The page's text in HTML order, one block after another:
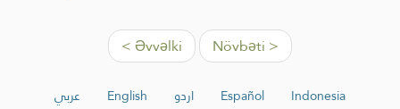
< Əvvəlki Növbəti >
عربي English اردو Español
Indonesia